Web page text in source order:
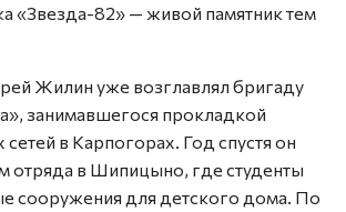
«Звезда-82» — живой памятник тем
Жилин уже возглавлял бригаду
занимавшегося прокладкой
в Карпогорах. Год спустя он
отряда в Шипицыно, где студенты
сооружения для детского дома. По